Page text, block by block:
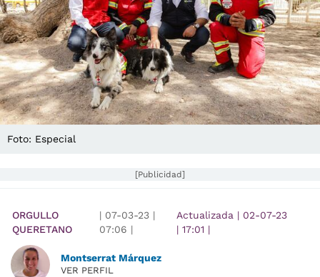
Foto: Especial
[Publicidad]
ORGULLO
QUERETANO
| 07-03-23 |
07:06 |
Actualizada | 02-07-23
|17:01 |
Montserrat Márquez
VER PERFIL